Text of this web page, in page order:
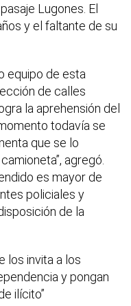
Lugones. El
y el faltante de su
equipo de esta
de calles
la aprehensión del
todavía se
que se lo
agregó.
es mayor de
policiales y
de la
los invita a los
y pongan
ilícito”